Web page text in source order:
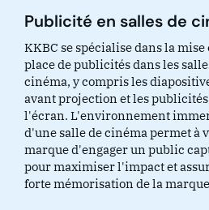
Publicité en salles de
KKBC se spécialise dans la mise
place de publicités dans les
cinéma, y compris les
avant projection et les publicités
l'écran. L'environnement
d'une salle de cinéma permet à
marque d'engager un public
pour maximiser l'impact et
forte mémorisation de la